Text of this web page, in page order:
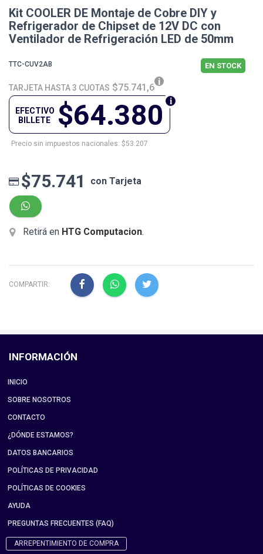
Kit COOLER DE Montaje de Cobre DIY y
Refrigerador de Chipset de 12V DC con
Ventilador de Refrigeración LED de 50mm
TTC-CUV2AB EN STOCK
TARJETA HASTA 3 CUOTAS $75.741,6
$64.380
EFECTIVO
BILLETE
Precio sin impuestos nacionales: $53.207
$75.741 con Tarjeta
Retirá en HTG Computacion.
COMPARTIR:
INFORMACIÓN
INICIO
SOBRE NOSOTROS
CONTACTO
¿DÓNDE ESTAMOS?
DATOS BANCARIOS
POLÍTICAS DE PRIVACIDAD
POLÍTICAS DE COOKIES
AYUDA
PREGUNTAS FRECUENTES (FAQ)
ARREPENTIMIENTO DE COMPRA